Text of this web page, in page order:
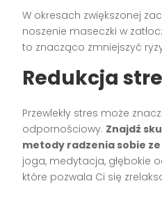
W okresach zwiększonej
noszenie maseczki w
to znacząco zmniejszyć
Redukcja
Przewlekły stres może
odpornościowy. Znajdź
metody radzenia sobie
joga, medytacja, głębokie
które pozwala Ci się